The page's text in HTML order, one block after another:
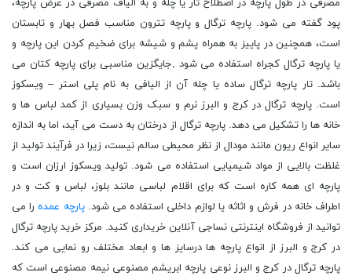
مصرفی در طول پارچه در اصطلاح تار یا چله و به الیاف مصرفی در عرض پارچه،
پود گفته می شود. پارچه ترگال و پارچه تترون مناسب فصل بهار و تابستان
است، همچنین در پاییز به همراه پشم و شیشه برای ضخیم کردن این پارچه و
یا پارچه ترگال کجراه استفاده می شود ,جایگزین مناسبی برای پارچه کتان می
باشد.تار پارچه ترگال ساده یا چله آن از الیافی به نام پلی استر– ویسکوز
است. پارچه ترگال در کرج و البرز نرم و سبک وزن بسیاری از کمد لباس ها و
خانه ها را تشکیل می دهد. پارچه ترگال از درختان به دست می آید، اما به اندازه
سایر انواع ریون مانند مودال از نظر محیطی سالم نیست، زیرا در فرآیند تولید از
غلظت بالایی از مواد شیمیایی استفاده می شود. تولید ویسکوز ارزان است و
پارچه ای همه کاره است که برای اقلام لباسی مانند بلوز، لباس و کت و در
اطراف خانه در فرش و اثاثه یا لوازم داخلی استفاده می شود.پارچه عمده را می
توانید از فروشگاه اینترنتی نساجی آنلاین خریداری کنید. مرکز خرید پارچه ترگال
در کرج و البرز از انواع پارچه ها درسایز ها و ابعاد مختلف رو نمایی می کند.
پارچه ترگال در کرج و البرز نوعی پارچه ابریشم مصنوعی نیمه مصنوعی است که